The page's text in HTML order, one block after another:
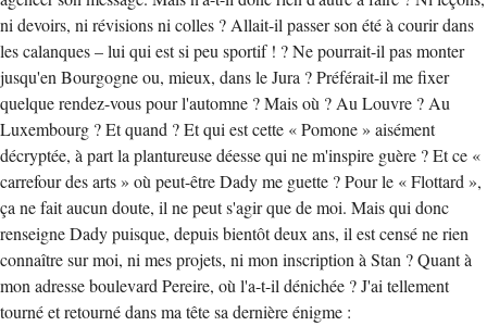
ni devoirs, ni révisions ni colles ? Allait-il passer son été à courir dans
les calanques – lui qui est si peu sportif ! ? Ne pourrait-il pas monter
jusqu'en Bourgogne ou, mieux, dans le Jura ? Préférait-il me fixer
quelque rendez-vous pour l'automne ? Mais où ? Au Louvre ? Au
Luxembourg ? Et quand ? Et qui est cette « Pomone » aisément
décryptée, à part la plantureuse déesse qui ne m'inspire guère ? Et ce «
carrefour des arts » où peut-être Dady me guette ? Pour le « Flottard »,
ça ne fait aucun doute, il ne peut s'agir que de moi. Mais qui donc
renseigne Dady puisque, depuis bientôt deux ans, il est censé ne rien
connaître sur moi, ni mes projets, ni mon inscription à Stan ? Quant à
mon adresse boulevard Pereire, où l'a-t-il dénichée ? J'ai tellement
tourné et retourné dans ma tête sa dernière énigme :